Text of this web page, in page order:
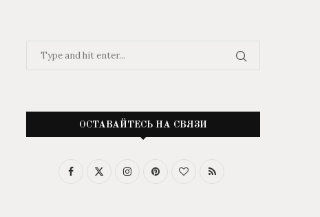
ОСТАВАЙТЕСЬ НА СВЯЗИ